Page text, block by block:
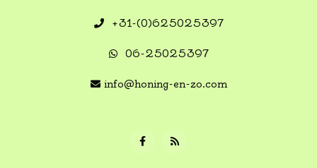
+31-(0)625025397
06-25025397
info@honing-en-zo.com